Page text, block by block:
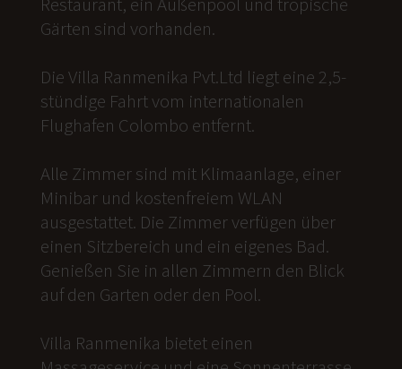
Gärten sind vorhanden.
Die Villa Ranmenika Pvt.Ltd liegt eine 2,5-
stündige Fahrt vom internationalen
Flughafen Colombo entfernt.
Alle Zimmer sind mit Klimaanlage, einer
Minibar und kostenfreiem WLAN
ausgestattet. Die Zimmer verfügen über
einen Sitzbereich und ein eigenes Bad.
Genießen Sie in allen Zimmern den Blick
auf den Garten oder den Pool.
Villa Ranmenika bietet einen